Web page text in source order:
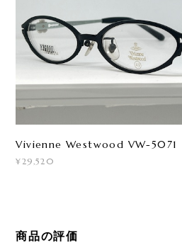
Vivienne Westwood VW-5071
¥29,520
商品の評価